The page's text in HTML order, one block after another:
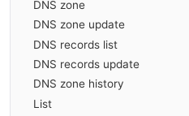
DNS zone
DNS zone update
DNS records list
DNS records update
DNS zone history
List